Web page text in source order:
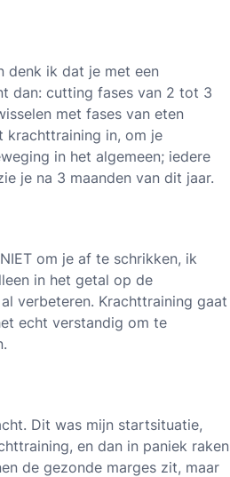
denk ik dat je met een
dan: cutting fases van 2 tot 3
met fases van eten
krachttraining in, om je
in het algemeen; iedere
je na 3 maanden van dit jaar.
om je af te schrikken, ik
in het getal op de
verbeteren. Krachttraining gaat
echt verstandig om te
Dit was mijn startsituatie,
en dan in paniek raken
de gezonde marges zit, maar